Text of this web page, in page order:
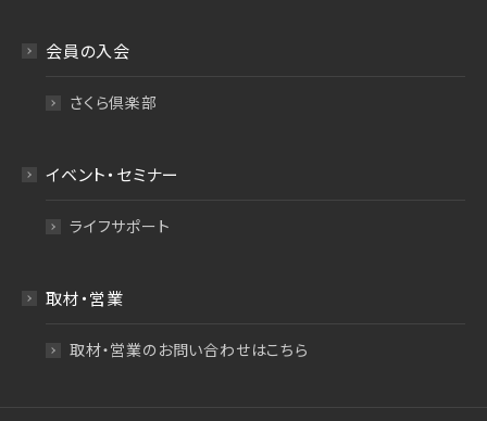
会員の入会
さくら倶楽部
イベント・セミナー
ライフサポート
取材・営業
取材・営業のお問い合わせはこちら